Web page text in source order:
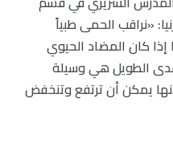
«نراقب الحمى طبياً
إذا كان المضاد الحيوي
الطويل هي وسيلة
يمكن أن ترتفع وتنخفض